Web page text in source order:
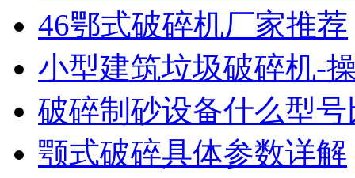
46鄂式破碎机厂家推荐
小型建筑垃圾破碎机-
破碎制砂设备什么型
颚式破碎具体参数详解